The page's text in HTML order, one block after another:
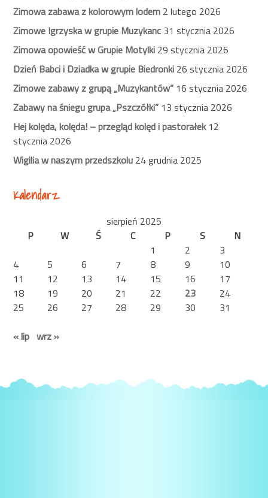
Zimowa zabawa z kolorowym lodem 2 lutego 2026
Zimowe Igrzyska w grupie Muzykanc 31 stycznia 2026
Zimowa opowieść w Grupie Motylki 29 stycznia 2026
Dzień Babci i Dziadka w grupie Biedronki 26 stycznia 2026
Zimowe zabawy z grupą „Muzykantów” 16 stycznia 2026
Zabawy na śniegu grupa „Pszczółki” 13 stycznia 2026
Hej kolęda, kolęda! – przegląd kolęd i pastorałek12
stycznia 2026
Wigilia w naszym przedszkolu 24 grudnia 2025
Kalendarz
sierpień 2025
P
W Ś C P S
N
1
2
3
4
5 6 7 8 9
10
11
12 13 14 15 16
17
18
19 20 21 22 23
24
25
26 27 28 29 30
31
« lip wrz »